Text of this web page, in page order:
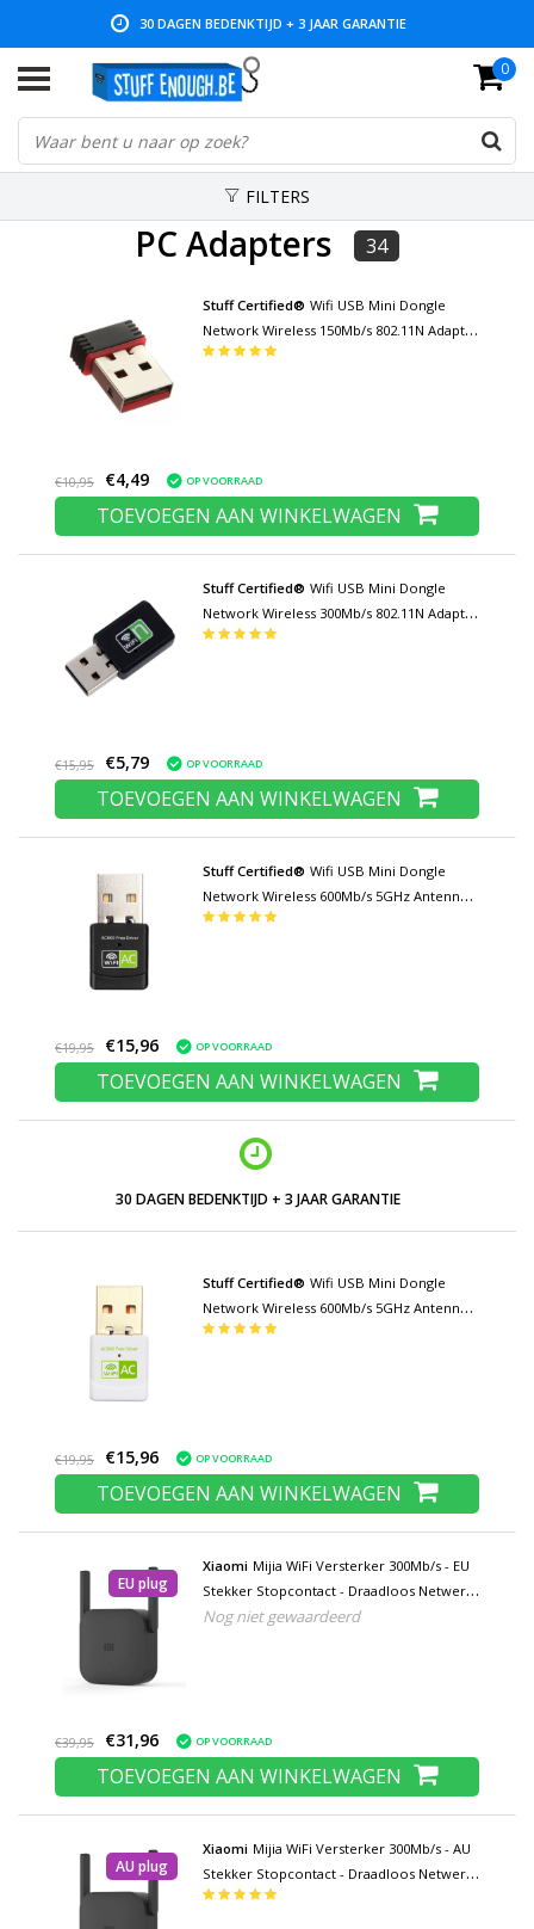
LAGE PRIJZEN EN RUIM ASSORTIMENT
0
FILTERS
PC Adapters 34
Stuff Certified® Wifi USB Mini Dongle
Network Wireless 150Mb/s 802.11N Adapter
Adaptor
€10,95 €4,49 OP VOORRAAD
TOEVOEGEN AAN WINKELWAGEN
Stuff Certified® Wifi USB Mini Dongle
Network Wireless 300Mb/s 802.11N Adapter
Adaptor
€15,95 €5,79 OP VOORRAAD
TOEVOEGEN AAN WINKELWAGEN
Stuff Certified® Wifi USB Mini Dongle
Network Wireless 600Mb/s 5GHz Antenne
Adapter Adaptor Zwart
€19,95 €15,96 OP VOORRAAD
TOEVOEGEN AAN WINKELWAGEN
LAGE PRIJZEN EN RUIM ASSORTIMENT
Stuff Certified® Wifi USB Mini Dongle
Network Wireless 600Mb/s 5GHz Antenne
Adapter Adaptor Wit
€19,95 €15,96 OP VOORRAAD
TOEVOEGEN AAN WINKELWAGEN
EU plug
Xiaomi Mijia WiFi Versterker 300Mb/s - EU
Stekker Stopcontact - Draadloos Netwerk
Internet Wireless Repeater 802.11N
Nog niet gewaardeerd
€39,95 €31,96 OP VOORRAAD
TOEVOEGEN AAN WINKELWAGEN
AU plug
Xiaomi Mijia WiFi Versterker 300Mb/s - AU
Stekker Stopcontact - Draadloos Netwerk
Internet Wireless Repeater 802.11N